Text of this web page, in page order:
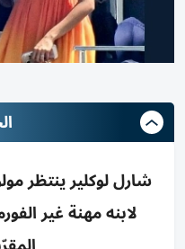
شارل لوكلير ينتظر